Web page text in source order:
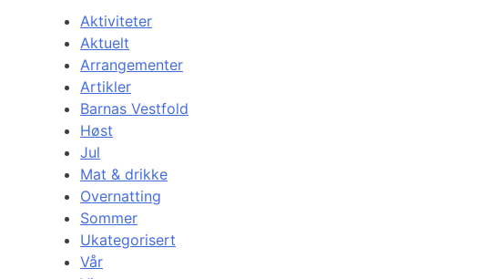
Aktiviteter
Aktuelt
Arrangementer
Artikler
Barnas Vestfold
Høst
Jul
Mat & drikke
Overnatting
Sommer
Ukategorisert
Vår